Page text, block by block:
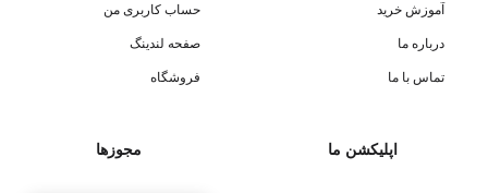
آموزش خرید
درباره ما
تماس با ما
حساب کاربری من
صفحه لندینگ
فروشگاه
اپلیکشن ما مجوزها